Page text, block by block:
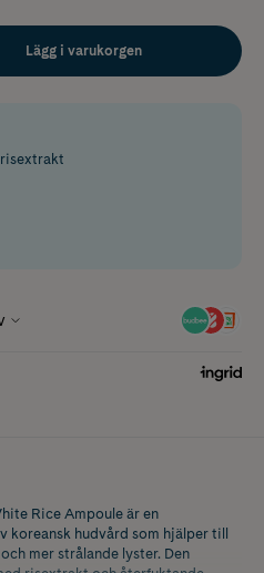
Lägg i varukorgen
Rice Ampoule är en
hudvård som hjälper till
mer strålande lyster. Den